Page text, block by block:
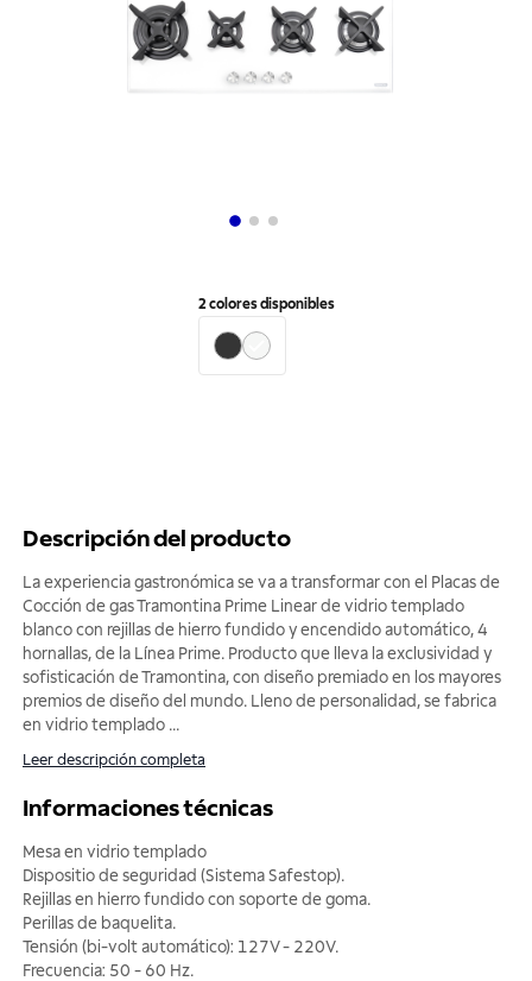
2colores disponibles
Descripción del producto
La experiencia gastronómica se va a transformar con el Placas de
Cocción de gas Tramontina Prime Linear de vidrio templado
blanco con rejillas de hierro fundido y encendido automático, 4
hornallas, de la Línea Prime. Producto que lleva la exclusividad y
sofisticación de Tramontina, con diseño premiado en los mayores
premios de diseño del mundo. Lleno de personalidad, se fabrica
en vidrio templado ...
Leer descripción completa
Informaciones técnicas
Mesa en vidrio templado
Dispositio de seguridad (Sistema Safestop).
Rejillas en hierro fundido con soporte de goma.
Perillas de baquelita.
Tensión (bi-volt automático): 127V - 220V.
Frecuencia: 50 - 60 Hz.